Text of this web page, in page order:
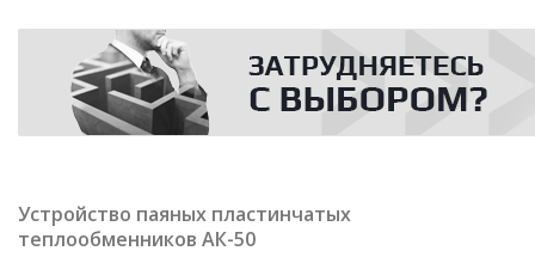
Устройство паяных пластинчатых
теплообменников АК-50